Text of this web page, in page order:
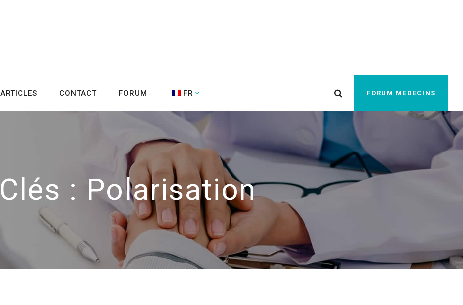
ARTICLES CONTACT FORUM FR FORUM MEDECINS
Clés : Polarisation